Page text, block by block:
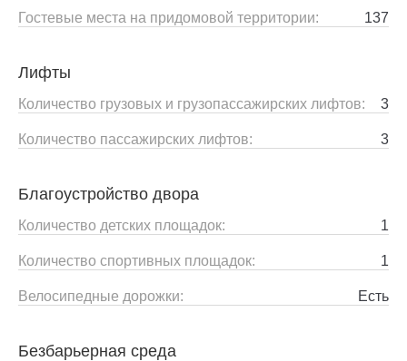
Гостевые места на придомовой территории: 137
Лифты
Количество грузовых и грузопассажирских лифтов: 3
Количество пассажирских лифтов: 3
Благоустройство двора
Количество детских площадок: 1
Количество спортивных площадок: 1
Велосипедные дорожки: Есть
Безбарьерная среда